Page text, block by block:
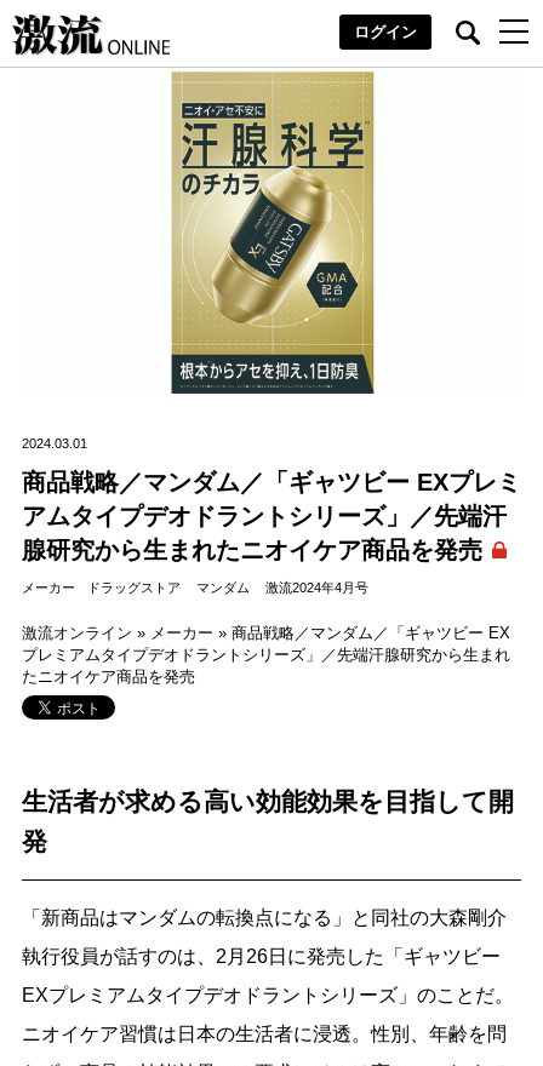
ログイン
2024.03.01
商品戦略／マンダム／「ギャツビー EXプレミ
アムタイプデオドラントシリーズ」／先端汗
腺研究から生まれたニオイケア商品を発売
メーカー ドラッグストア マンダム 激流2024年4月号
激流オンライン » メーカー » 商品戦略／マンダム／「ギャツビー EX
プレミアムタイプデオドラントシリーズ」／先端汗腺研究から生まれ
たニオイケア商品を発売
生活者が求める高い効能効果を目指して開
発
「新商品はマンダムの転換点になる」と同社の大森剛介
執行役員が話すのは、2月26日に発売した「ギャツビー
EXプレミアムタイプデオドラントシリーズ」のことだ。
ニオイケア習慣は日本の生活者に浸透。性別、年齢を問